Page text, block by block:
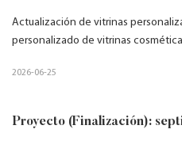
Actualización de vitrinas
personalizado de vitrinas
2026-06-25
Proyecto (Finalización):